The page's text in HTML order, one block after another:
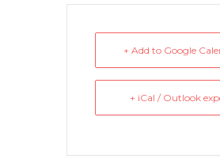
+ Add to Google
+ iCal / Outlook